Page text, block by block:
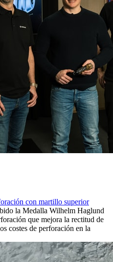
con martillo superior
la Medalla Wilhelm Haglund
que mejora la rectitud de
costes de perforación en la